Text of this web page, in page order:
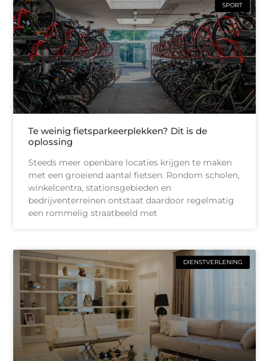
SPORT
Te weinig fietsparkeerplekken? Dit is de
oplossing
Steeds meer openbare locaties krijgen te maken
met een groeiend aantal fietsen. Rondom scholen,
winkelcentra, stationsgebieden en
bedrijventerreinen ontstaat daardoor regelmatig
een rommelig straatbeeld met
DIENSTVERLENING